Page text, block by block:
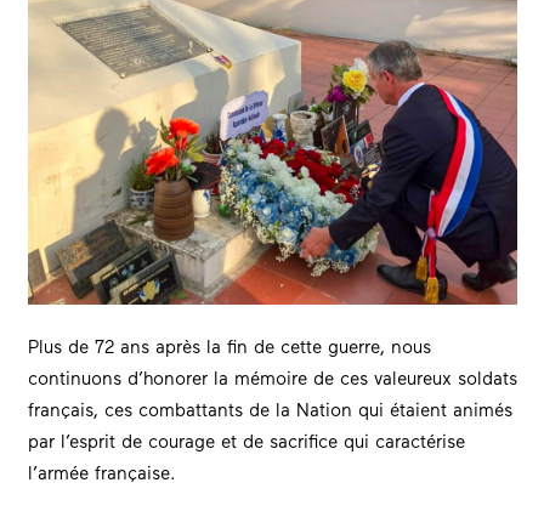
Plus de 72 ans après la fin de cette guerre, nous
continuons d’honorer la mémoire de ces valeureux soldats
français, ces combattants de la Nation qui étaient animés
par l’esprit de courage et de sacrifice qui caractérise
l’armée française.